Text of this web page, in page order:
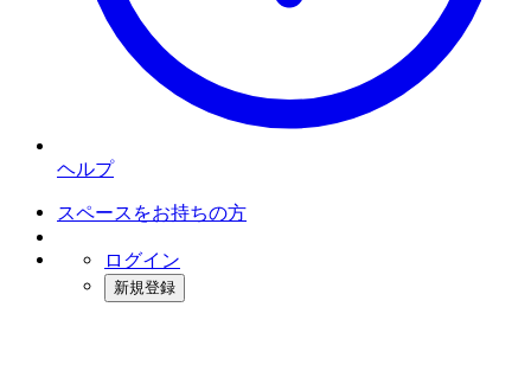
ヘルプ
スペースをお持ちの方
ログイン
新規登録